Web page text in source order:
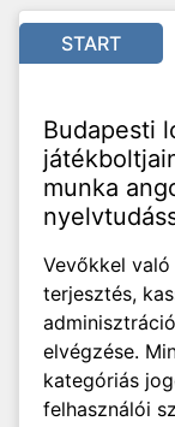
START
Budapesti
munka
Vevőkkel
terjesztés,
elvégzése.
kategóriás
felhasználói